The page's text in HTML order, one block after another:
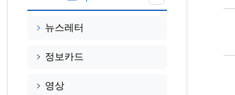
뉴스레터
정보카드
영상